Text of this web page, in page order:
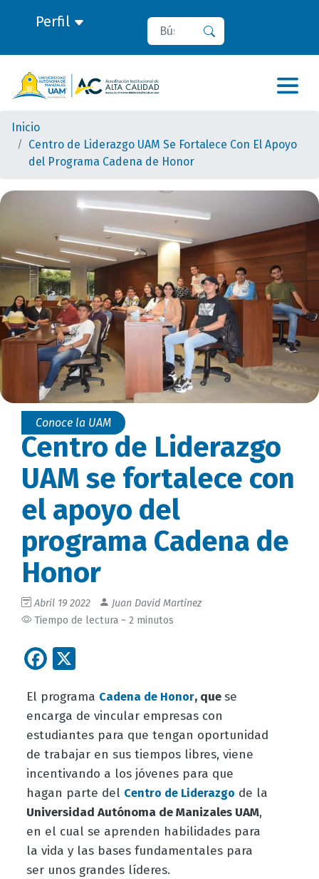
Perfil Buscar
Inicio
Centro de Liderazgo UAM Se Fortalece Con El Apoyo
del Programa Cadena de Honor
Conoce la UAM
Centro de Liderazgo
UAM se fortalece con
el apoyo del
programa Cadena de
Honor
Abril 19 2022
Juan David Martinez
Tiempo de lectura ~ 2 minutos
Facebook
El programa Cadena de Honor, quese
encarga de vincular empresas con
estudiantes para que tengan oportunidad
de trabajar en sus tiempos libres, viene
incentivando a los jóvenes para que
hagan parte del Centro de Liderazgo de la
Universidad Autónoma de Manizales UAM,
en el cual se aprenden habilidades para
la vida y las bases fundamentales para
ser unos grandes líderes.